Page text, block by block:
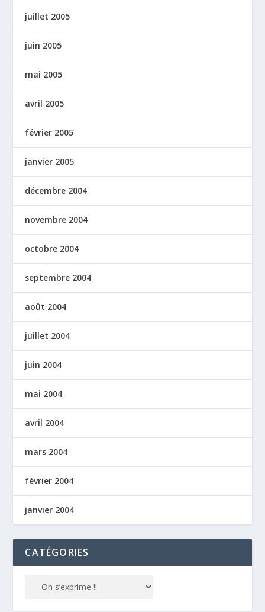
juillet 2005
juin 2005
mai 2005
avril 2005
février 2005
janvier 2005
décembre 2004
novembre 2004
octobre 2004
septembre 2004
août 2004
juillet 2004
juin 2004
mai 2004
avril 2004
mars 2004
février 2004
janvier 2004
CATÉGORIES